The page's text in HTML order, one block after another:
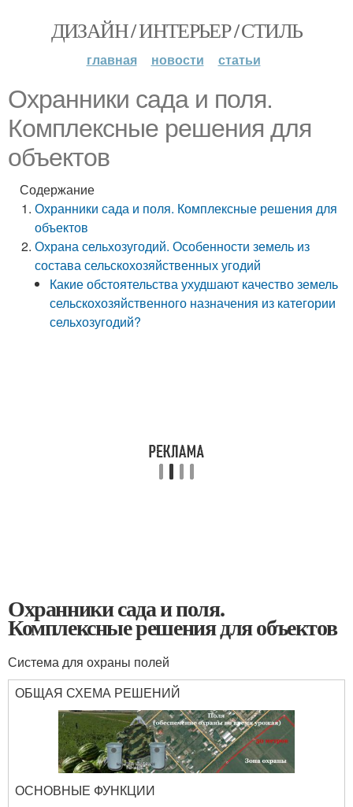
ДИЗАЙН / ИНТЕРЬЕР / СТИЛЬ
главная новости статьи
Охранники сада и поля.
Комплексные решения для
объектов
Содержание
Охранники сада и поля. Комплексные решения для
объектов
Охрана сельхозугодий. Особенности земель из
состава сельскохозяйственных угодий
Какие обстоятельства ухудшают качество земель
сельскохозяйственного назначения из категории
сельхозугодий?
Охранники сада и поля.
Комплексные решения для объектов
Система для охраны полей
ОБЩАЯ СХЕМА РЕШЕНИЙ
ОСНОВНЫЕ ФУНКЦИИ